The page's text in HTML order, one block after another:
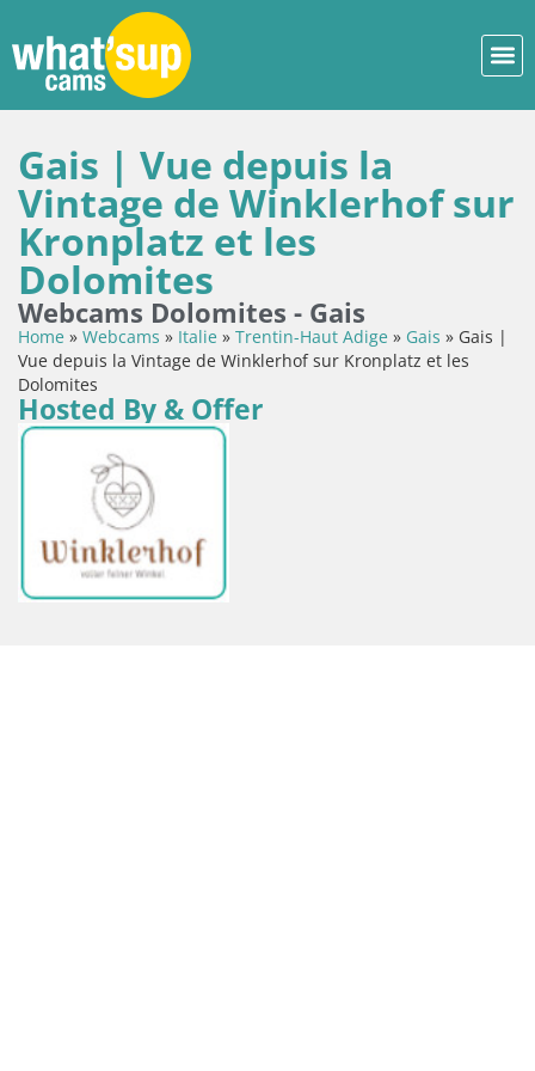
Gais | Vue depuis la
Vintage de Winklerhof sur
Kronplatz et les
Dolomites
Webcams Dolomites - Gais
Home » Webcams » Italie » Trentin-Haut Adige » Gais » Gais |
Vue depuis la Vintage de Winklerhof sur Kronplatz et les
Dolomites
Hosted By & Offer